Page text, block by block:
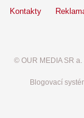
Kontakty
© OUR MEDIA SR
Blogovací